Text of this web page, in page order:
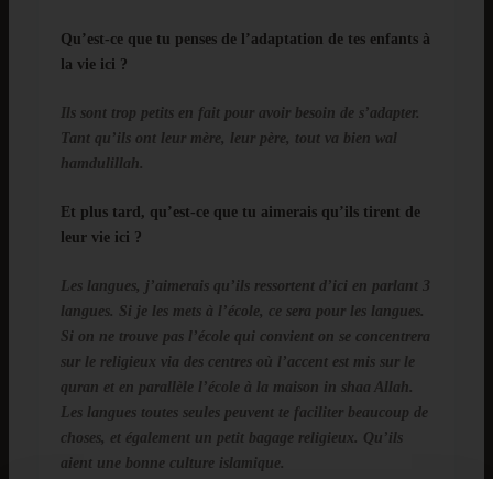
Qu’est-ce que tu penses de l’adaptation de tes enfants à
la vie ici ?
Ils sont trop petits en fait pour avoir besoin de s’adapter.
Tant qu’ils ont leur mère, leur père, tout va bien wal
hamdulillah.
Et plus tard, qu’est-ce que tu aimerais qu’ils tirent de
leur vie ici ?
Les langues, j’aimerais qu’ils ressortent d’ici en parlant 3
langues. Si je les mets à l’école, ce sera pour les langues.
Si on ne trouve pas l’école qui convient on se concentrera
sur le religieux via des centres où l’accent est mis sur le
quran et en parallèle l’école à la maison in shaa Allah.
Les langues toutes seules peuvent te faciliter beaucoup de
choses, et également un petit bagage religieux. Qu’ils
aient une bonne culture islamique.